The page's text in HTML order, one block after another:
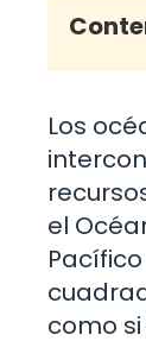
Los
el
como